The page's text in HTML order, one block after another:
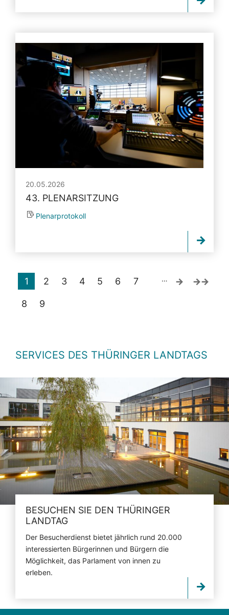
20.05.2026
43. PLENARSITZUNG
Plenarprotokoll
1 2 3 4 5 6 7
8 9
…
SERVICES DES THÜRINGER LANDTAGS
BESUCHEN SIE DEN THÜRINGER
LANDTAG
Der Besucherdienst bietet jährlich rund 20.000
interessierten Bürgerinnen und Bürgern die
Möglichkeit, das Parlament von innen zu
erleben.